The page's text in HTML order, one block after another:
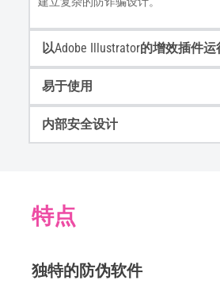
建立复杂的防诈骗设计。
以Adobe Illustrator的增效插件运
在大多数设计人员熟悉的行业标
易于使用
Arziro的设计工具的效率可以让您
力。
内部安全设计
特点
独特的防伪软件